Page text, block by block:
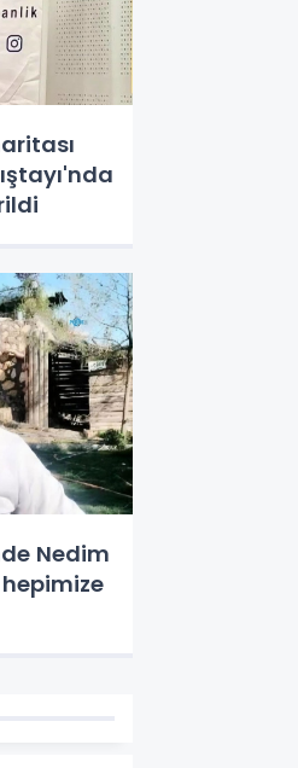
Nedim
hepimize